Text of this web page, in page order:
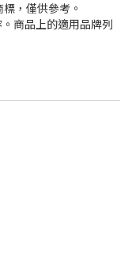
，僅供參考。
商品上的適用品牌列